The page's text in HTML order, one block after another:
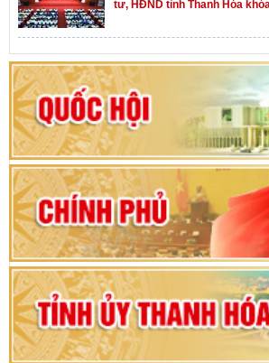
tư, HĐND tỉnh Thanh Hóa
Khai mạc kỳ họp thứ Nhất,
Hướng dẫn quy trình bỏ
khoá XVI và đại biểu HĐND
2026-2031
80 năm Quốc hội Việt Nam:
vì sự phát triển của đất nước
Bộ Chính trị duyệt nội dung
Đảng bộ tỉnh Thanh Hóa lần
2025 - 2030
Đại hội đại biểu Đảng bộ xã
nhiệm kỳ 2025 – 2030